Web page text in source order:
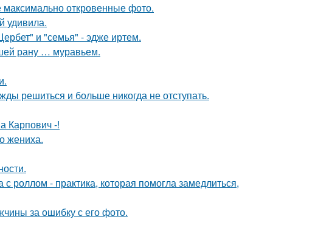
откровенные фото.
удивила.
и "семья" - эдже иртем.
рану … муравьем.
решиться и больше никогда не отступать.
Карпович -!
жениха.
роллом - практика, которая помогла замедлиться,
за ошибку с его фото.